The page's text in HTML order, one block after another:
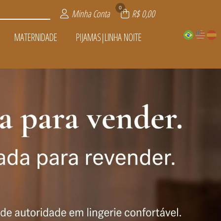
Minha Conta 0 R$ 0,00
MATERNIDADE PIJAMAS|LINHA NOITE